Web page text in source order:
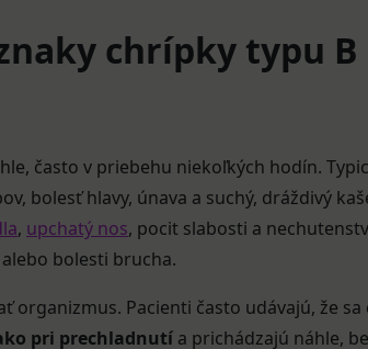
chrípky typu B
často v priebehu niekoľkých hodín.
bolesť hlavy, únava a suchý, dráždivý
, upchatý nos, pocit slabosti a
bolesti brucha.
organizmus. Pacienti často udávajú, že sa
pri prechladnutí a prichádzajú náhle,